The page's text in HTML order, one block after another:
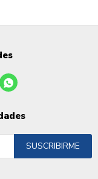

SUSCRIBIRME